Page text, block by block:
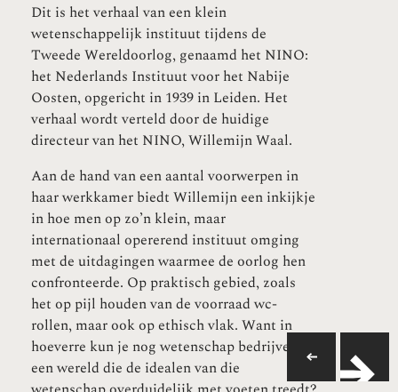
Dit is het verhaal van een klein
wetenschappelijk instituut tijdens de
Tweede Wereldoorlog, genaamd het NINO:
het Nederlands Instituut voor het Nabije
Oosten, opgericht in 1939 in Leiden. Het
verhaal wordt verteld door de huidige
directeur van het NINO, Willemijn Waal.
Aan de hand van een aantal voorwerpen in
haar werkkamer biedt Willemijn een inkijkje
in hoe men op zo’n klein, maar
internationaal opererend instituut omging
met de uitdagingen waarmee de oorlog hen
confronteerde. Op praktisch gebied, zoals
het op pijl houden van de voorraad wc-
rollen, maar ook op ethisch vlak. Want in
hoeverre kun je nog wetenschap bedrijven in
een wereld die de idealen van die